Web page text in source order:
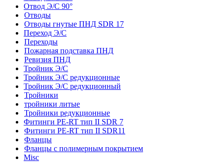
Отвод Э/С 90°
Отводы
Отводы гнутые ПНД SDR 17
Переход Э/С
Переходы
Пожарная подставка ПНД
Ревизия ПНД
Тройник Э/С
Тройник Э/С редукционные
Тройник Э/С редукционный
Тройники
тройники литые
Тройники редукционные
Фитинги PE-RT тип II SDR 7
Фитинги PE-RT тип II SDR11
Фланцы
Фланцы с полимерным покрытием
Misc